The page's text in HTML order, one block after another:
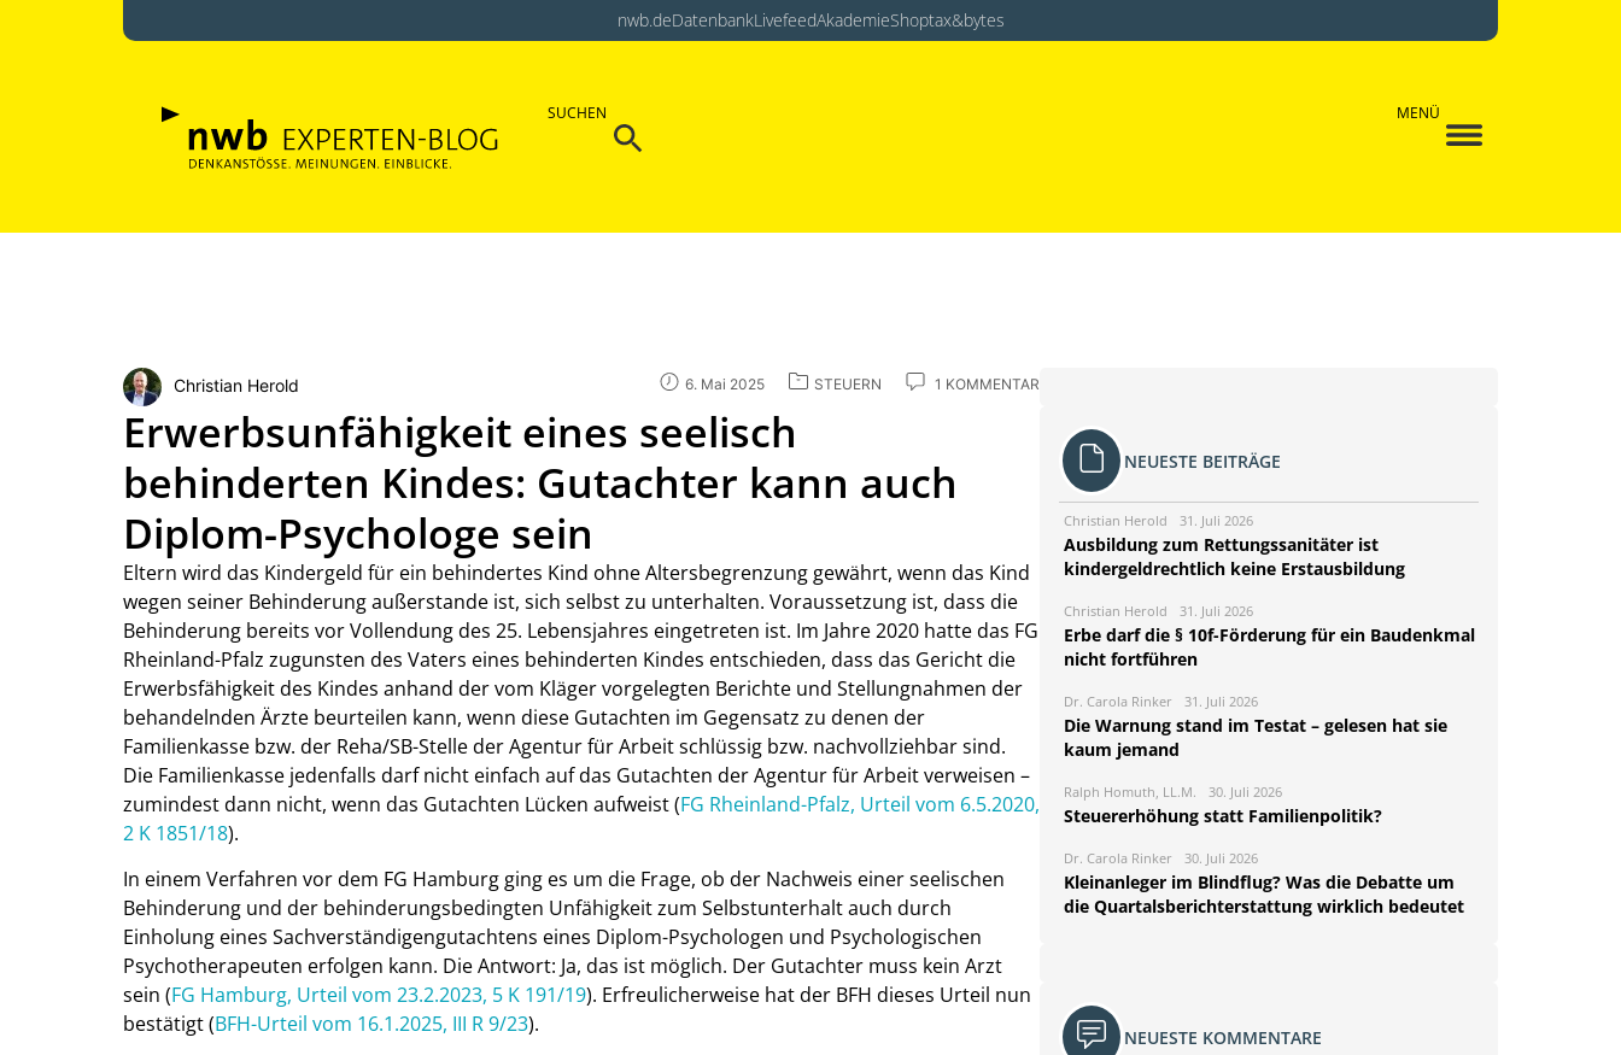
nwb.deDatenbankLivefeedAkademieShoptax&bytes
SUCHEN
Search
MENÜ
Christian Herold 6. Mai 2025 STEUERN 1 KOMMENTAR
Erwerbsunfähigkeit eines seelisch
behinderten Kindes: Gutachter kann auch
Diplom-Psychologe sein
Eltern wird das Kindergeld für ein behindertes Kind ohne Altersbegrenzung gewährt, wenn das Kind
wegen seiner Behinderung außerstande ist, sich selbst zu unterhalten. Voraussetzung ist, dass die
Behinderung bereits vor Vollendung des 25. Lebensjahres eingetreten ist. Im Jahre 2020 hatte das FG
Rheinland-Pfalz zugunsten des Vaters eines behinderten Kindes entschieden, dass das Gericht die
Erwerbsfähigkeit des Kindes anhand der vom Kläger vorgelegten Berichte und Stellungnahmen der
behandelnden Ärzte beurteilen kann, wenn diese Gutachten im Gegensatz zu denen der
Familienkasse bzw. der Reha/SB-Stelle der Agentur für Arbeit schlüssig bzw. nachvollziehbar sind.
Die Familienkasse jedenfalls darf nicht einfach auf das Gutachten der Agentur für Arbeit verweisen –
zumindest dann nicht, wenn das Gutachten Lücken aufweist (FG Rheinland-Pfalz, Urteil vom 6.5.2020,
2 K 1851/18).
In einem Verfahren vor dem FG Hamburg ging es um die Frage, ob der Nachweis einer seelischen
Behinderung und der behinderungsbedingten Unfähigkeit zum Selbstunterhalt auch durch
Einholung eines Sachverständigengutachtens eines Diplom-Psychologen und Psychologischen
Psychotherapeuten erfolgen kann. Die Antwort: Ja, das ist möglich. Der Gutachter muss kein Arzt
sein (FG Hamburg, Urteil vom 23.2.2023, 5 K 191/19). Erfreulicherweise hat der BFH dieses Urteil nun
bestätigt (BFH-Urteil vom 16.1.2025, III R 9/23).
NEUESTE BEITRÄGE
Christian Herold 31. Juli 2026
Ausbildung zum Rettungssanitäter ist
kindergeldrechtlich keine Erstausbildung
Christian Herold 31. Juli 2026
Erbe darf die § 10f-Förderung für ein Baudenkmal
nicht fortführen
Dr. Carola Rinker 31. Juli 2026
Die Warnung stand im Testat – gelesen hat sie
kaum jemand
Ralph Homuth, LL.M. 30. Juli 2026
Steuererhöhung statt Familienpolitik?
Dr. Carola Rinker 30. Juli 2026
Kleinanleger im Blindflug? Was die Debatte um
die Quartalsberichterstattung wirklich bedeutet
NEUESTE KOMMENTARE